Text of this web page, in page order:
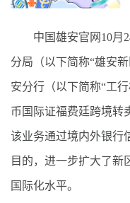
中国雄安官网10月
分局（以下简称“雄安
安分行（以下简称“工
币国际证福费廷跨境转
该业务通过境内外银行
目的，进一步扩大了新
国际化水平。